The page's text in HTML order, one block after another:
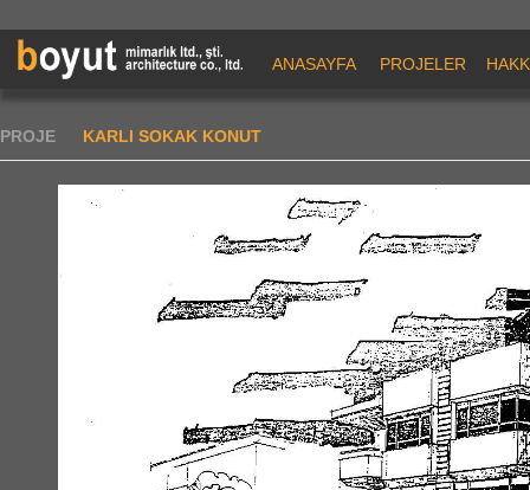
ANASAYFA PROJELER
PROJE KARLI SOKAK KONUT